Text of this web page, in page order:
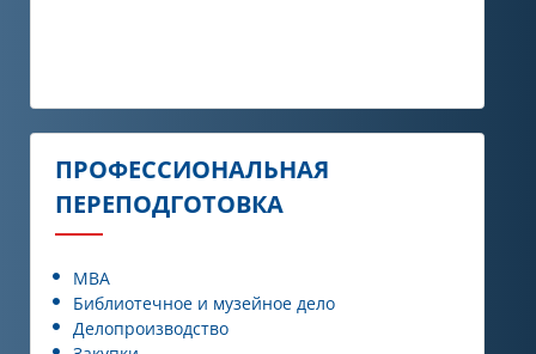
ПРОФЕССИОНАЛЬНАЯ
ПЕРЕПОДГОТОВКА
MBA
Библиотечное и музейное дело
Делопроизводство